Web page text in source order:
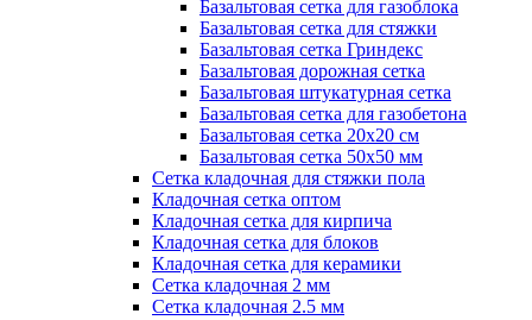
Базальтовая сетка для газоблока
Базальтовая сетка для стяжки
Базальтовая сетка Гриндекс
Базальтовая дорожная сетка
Базальтовая штукатурная сетка
Базальтовая сетка для газобетона
Базальтовая сетка 20x20 см
Базальтовая сетка 50x50 мм
Сетка кладочная для стяжки пола
Кладочная сетка оптом
Кладочная сетка для кирпича
Кладочная сетка для блоков
Кладочная сетка для керамики
Сетка кладочная 2 мм
Сетка кладочная 2.5 мм